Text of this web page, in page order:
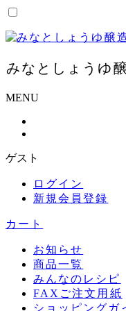
コ
テ
ツ
ス
みなとしょうゆ
MENU
ゲスト
ログイン
新規会員登録
カート
お知らせ
商品一覧
みんなのレシピ
FAXご注文用紙
ショッピングガ